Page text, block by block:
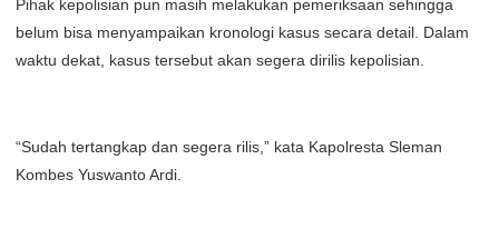
Pihak kepolisian pun masih melakukan pemeriksaan sehingga
belum bisa menyampaikan kronologi kasus secara detail. Dalam
waktu dekat, kasus tersebut akan segera dirilis kepolisian.
“Sudah tertangkap dan segera rilis,” kata Kapolresta Sleman
Kombes Yuswanto Ardi.